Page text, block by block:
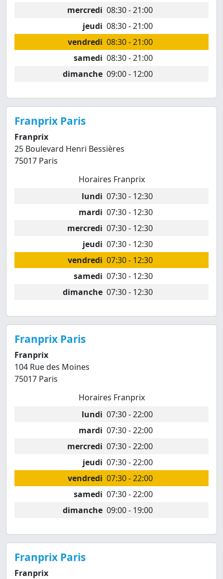
mercredi 08:30 - 21:00
jeudi 08:30 - 21:00
vendredi 08:30 - 21:00
samedi 08:30 - 21:00
dimanche 09:00 - 12:00
Franprix Paris
Franprix
25 Boulevard Henri Bessières
75017 Paris
Horaires Franprix
lundi 07:30 - 12:30
mardi 07:30 - 12:30
mercredi 07:30 - 12:30
jeudi 07:30 - 12:30
vendredi 07:30 - 12:30
samedi 07:30 - 12:30
dimanche 07:30 - 12:30
Franprix Paris
Franprix
104 Rue des Moines
75017 Paris
Horaires Franprix
lundi 07:30 - 22:00
mardi 07:30 - 22:00
mercredi 07:30 - 22:00
jeudi 07:30 - 22:00
vendredi 07:30 - 22:00
samedi 07:30 - 22:00
dimanche 09:00 - 19:00
Franprix Paris
Franprix